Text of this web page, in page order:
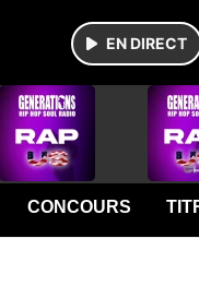
EN DIRECT
CONCOURS